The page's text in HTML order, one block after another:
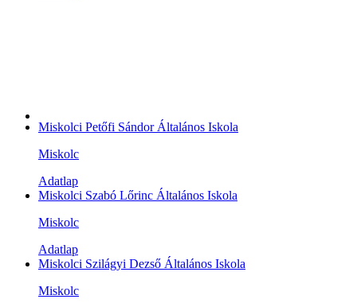
Miskolci Petőfi Sándor Általános Iskola
Miskolc
Adatlap
Miskolci Szabó Lőrinc Általános Iskola
Miskolc
Adatlap
Miskolci Szilágyi Dezső Általános Iskola
Miskolc